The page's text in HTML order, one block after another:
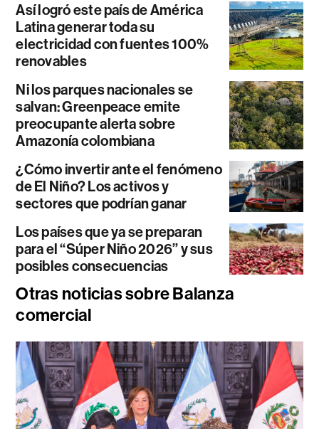
Así logró este país de América
Latina generar toda su
electricidad con fuentes 100%
renovables
Ni los parques nacionales se
salvan: Greenpeace emite
preocupante alerta sobre
Amazonía colombiana
¿Cómo invertir ante el fenómeno
de El Niño? Los activos y
sectores que podrían ganar
Los países que ya se preparan
para el “Súper Niño 2026” y sus
posibles consecuencias
Otras noticias sobre Balanza
comercial